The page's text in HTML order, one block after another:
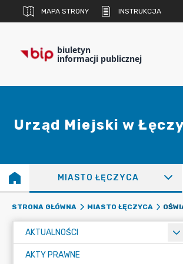
MAPA STRONY INSTRUKCJA
biuletyn
informacji publicznej
Urząd Miejski w
MIASTO ŁĘCZYCA
STRONA GŁÓWNA MIASTO ŁĘCZYCA
AKTUALNOŚCI
AKTY PRAWNE